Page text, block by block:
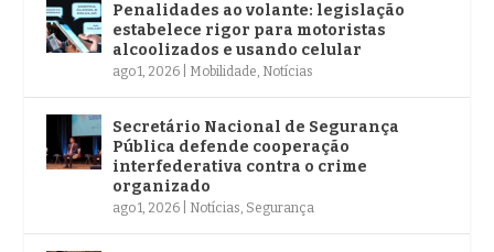
Penalidades ao volante: legislação
estabelece rigor para motoristas
alcoolizados e usando celular
ago 1, 2026 Mobilidade, Notícias
Secretário Nacional de Segurança
Pública defende cooperação
interfederativa contra o crime
organizado
ago 1, 2026 Notícias, Segurança